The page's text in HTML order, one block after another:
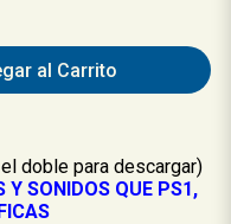
al Carrito
doble para descargar)
Y SONIDOS QUE PS1,